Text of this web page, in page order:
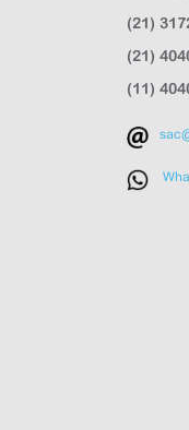
(21)
(21)
(11)